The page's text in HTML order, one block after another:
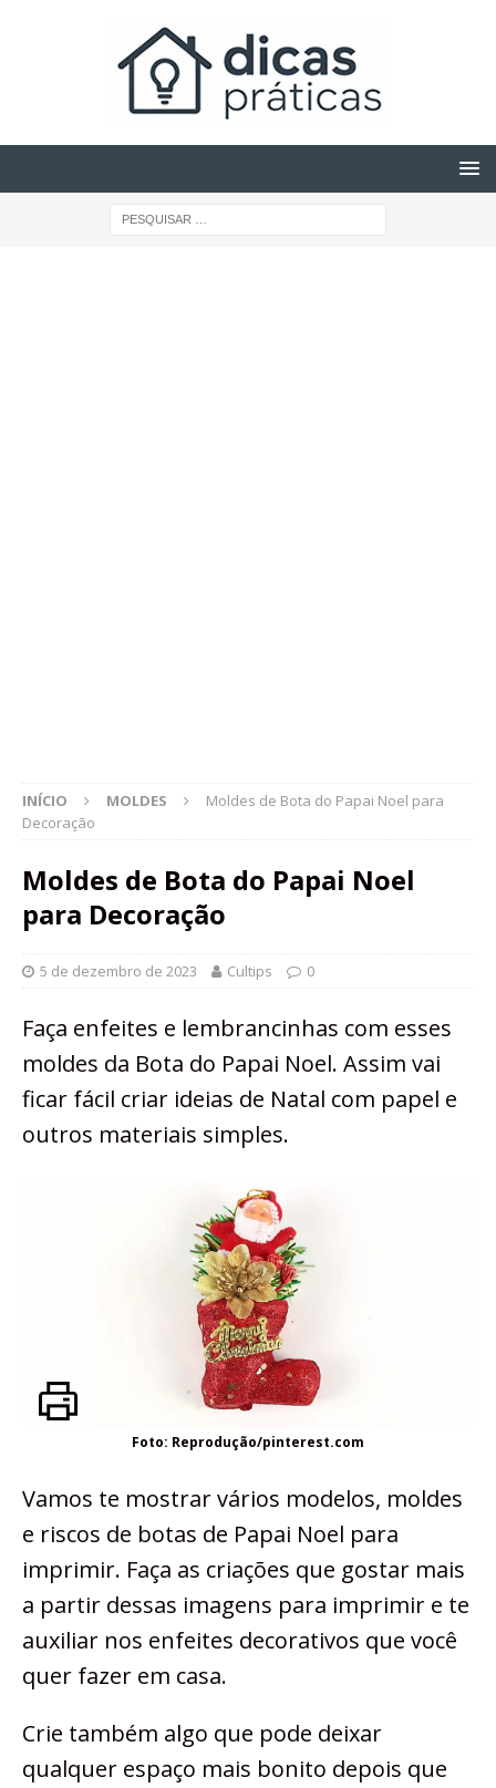
INÍCIO MOLDES
Moldes de Bota do Papai Noel para
Decoração
Moldes de Bota do Papai Noel
para Decoração
5 de dezembro de 2023 Cultips 0
Faça enfeites e lembrancinhas com esses
moldes da Bota do Papai Noel. Assim vai
ficar fácil criar ideias de Natal com papel e
outros materiais simples.
Foto: Reprodução/pinterest.com
Vamos te mostrar vários modelos, moldes
e riscos de botas de Papai Noel para
imprimir. Faça as criações que gostar mais
a partir dessas imagens para imprimir e te
auxiliar nos enfeites decorativos que você
quer fazer em casa.
Crie também algo que pode deixar
qualquer espaço mais bonito depois que